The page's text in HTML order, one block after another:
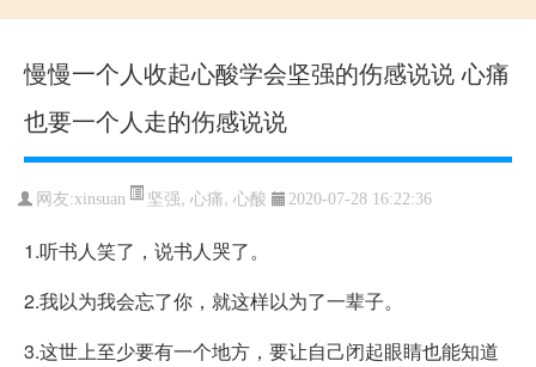
慢慢一个人收起心酸学会坚强的伤感说说 心痛
也要一个人走的伤感说说
网友:xinsuan 坚强, 心痛, 心酸 2020-07-28 16:22:36
1.听书人笑了，说书人哭了。
2.我以为我会忘了你，就这样以为了一辈子。
3.这世上至少要有一个地方，要让自己闭起眼睛也能知道